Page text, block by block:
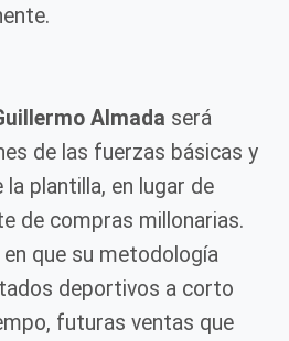
Almada será
de las fuerzas básicas y
plantilla, en lugar de
de compras millonarias.
que su metodología
deportivos a corto
futuras ventas que